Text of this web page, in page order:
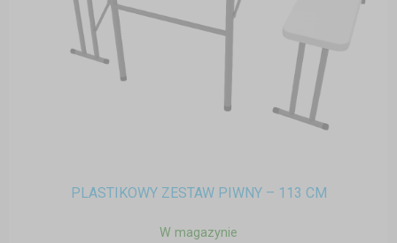
PLASTIKOWY ZESTAW PIWNY – 113 CM
W magazynie